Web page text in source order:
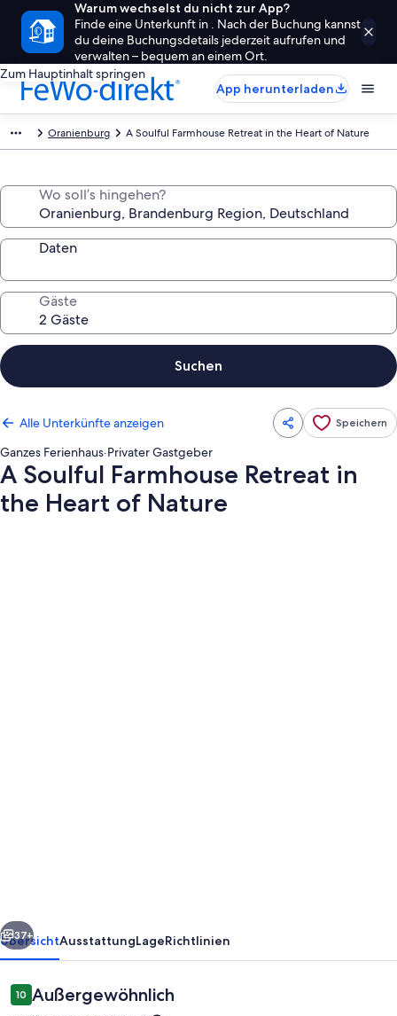
Warum wechselst du nicht zur App?
Finde eine Unterkunft in . Nach der Buchung kannst
du deine Buchungsdetails jederzeit aufrufen und
verwalten – bequem an einem Ort.
Zum Hauptinhalt springen
App herunterladen
Oranienburg A Soulful Farmhouse Retreat in the Heart of Nature
Wo soll’s hingehen?
Daten
Gäste
Suchen
Alle Unterkünfte anzeigen Speichern
Ganzes Ferienhaus·Privater Gastgeber
A Soulful Farmhouse Retreat in
the Heart of Nature
Heart
of
Nature
Weiter
37+
ÜbersichtAusstattungLageRichtlinien
Bewertungen
1010 von 10.
Außergewöhnlich